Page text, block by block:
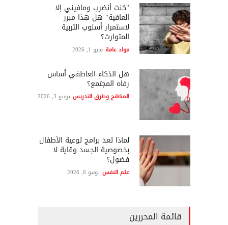
"كنت أنضرب ومافيني إلا
العافية" هل هذا مبرر
لاستمرار أسلوب التربية
المتوارث؟
مواد عامة مايو 1, 2026
هل الذكاء العاطفي أساس
رفاه المجتمع؟
المناهج وطرق التدريس يونيو 3, 2026
لماذا تعد برامج توعية الأطفال
بخصوصية الجسد وقاية لا
فضول؟
علم النفس يونيو 6, 2026
قائمة المحررين